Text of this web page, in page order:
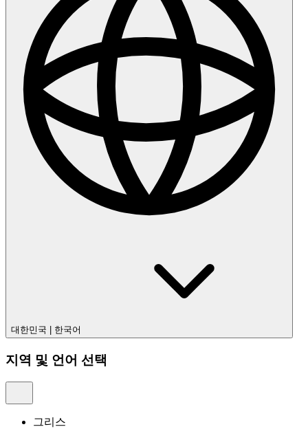
대한민국 한국어
지역 및 언어 선택
그리스